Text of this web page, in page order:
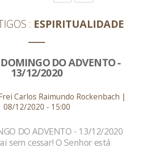
ESPIRITUALIDADE
DOMINGO DO ADVENTO -
13/12/2020
Carlos Raimundo Rockenbach |
08/12/2020 - 15:00
DO ADVENTO - 13/12/2020
sem cessar! O Senhor está